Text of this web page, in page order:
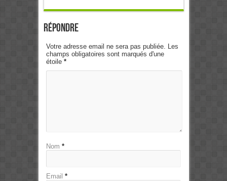
Répondre
Votre adresse email ne sera pas publiée. Les
champs obligatoires sont marqués d'une
étoile *
Nom *
Email *